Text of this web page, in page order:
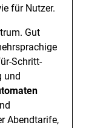
für Nutzer.
Gut
Schritt-
und
Abendtarife,